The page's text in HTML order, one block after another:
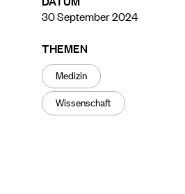
30 September 2024
THEMEN
Medizin
Wissenschaft